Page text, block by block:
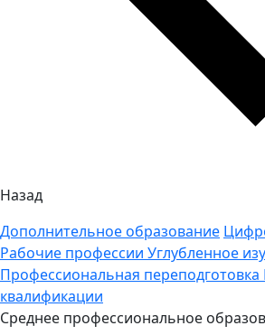
Назад
Дополнительное образование
Рабочие профессии Углубленное
Профессиональная переподготовка
квалификации
Среднее профессиональное